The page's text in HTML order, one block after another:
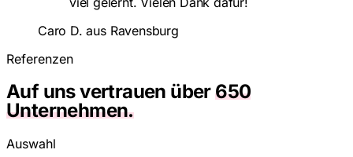
Caro D. aus Ravensburg
Referenzen
Auf uns vertrauen über650
Unternehmen.
Auswahl